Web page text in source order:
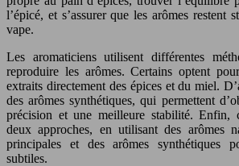
l’épicé, et s’assurer que les arômes restent
vape.
Les aromaticiens utilisent différentes
reproduire les arômes. Certains optent
extraits directement des épices et du miel.
des arômes synthétiques, qui permettent
précision et une meilleure stabilité. Enfin,
deux approches, en utilisant des arômes
principales et des arômes synthétiques
subtiles.